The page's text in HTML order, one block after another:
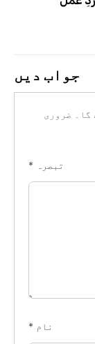
جواب دیں
ضروری
تبصرہ *
نام *